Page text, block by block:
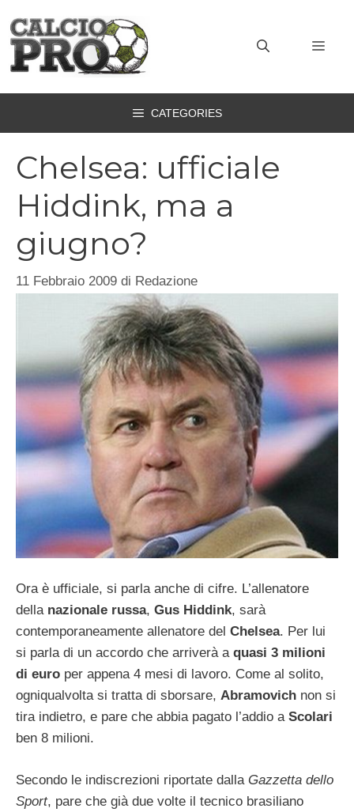
contenuto
CATEGORIES
Chelsea: ufficiale
Hiddink, ma a
giugno?
11 Febbraio 2009 di Redazione
Ora è ufficiale, si parla anche di cifre. L’allenatore
della nazionale russa, Gus Hiddink, sarà
contemporaneamente allenatore del Chelsea. Per lui
si parla di un accordo che arriverà aquasi 3 milioni
di euro per appena 4 mesi di lavoro. Come al solito,
ogniqualvolta si tratta di sborsare, Abramovich non si
tira indietro, e pare che abbia pagato l’addio a Scolari
ben 8 milioni.
Secondo le indiscrezioni riportate dalla Gazzetta dello
Sport, pare che già due volte il tecnico brasiliano